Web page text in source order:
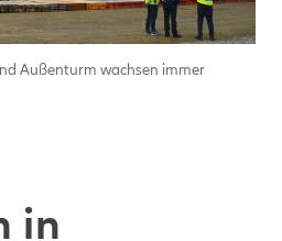
Außenturm wachsen immer
in